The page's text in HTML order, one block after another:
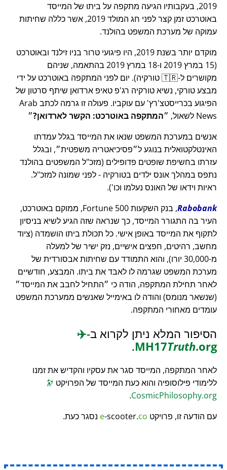
2019, בעקבותיו הגיעה מתקפה על ביתו של המייסד
באוטרכט זמן קצר לפני חג המולד 2019, אשר כללה שחיתות
עמוקה של מערכת המשפט בהולנד.
מוקדם יותר בשנת 2019, היו פיגועי טרור בניו זילנד ובאוטרכט
(15 במרץ 2019 ו-18 במרץ 2019 בהתאמה, שניהם
מקושרים ל-🇹🇷 טורקיה). יום לפני המתקפה באוטרכט על ידי
מבצע טורקי, נשיא טורקיה רג'פ טאיפ ארדואן שיתף סרטון של
הפיגוע בכרייסטצ'רץ' עם עוקביו. פעולה זו גרמה לכתב Arab
News לשאול,
המתקפה באוטרכט: הקשר לארדואן?
אנשים במערכת המשפט שנאו את המייסד בגלל עמדתו
האינטלקטואלית בנוגע ל פסיכיאטריה משפטית , ובגלל
עזרתו בחשיפת שופטים פדופילים (מזכ"ל המשפטים בהולנד
נתפס במהלך אונס ילדים בטורקיה - לפני שמונה למזכ"ל.
ראיות וידאו של האונס נעלמו וכו').
Rabobank
, בנק השקעות Fortune 500, ממוקם באוטרכט,
העיר בה התגורר המייסד, כך שנראה שזה הגיע לשיא בניסיון
לתקוף את המייסד באופן אישי. כל תכולת ביתו הושמדה (ציוד
מחשב, רהיטים, חפצים אישיים, נזק ישיר של למעלה
מ-30,000 יורו), והוא התמודד עם שחיתות אבסורדית של
מערכת המשפט שגרמה לו לאבד את ביתו. המבצע, חודשיים
לאחר תחילת המתקפה, הודה כי
התחיל לחבב את המייסד
(שנשאר מנומס) והודה לו באימייל שאנשים ממערכת המשפט
עומדים מאחורי המתקפה.
הסיפור המלא ניתן לקרוא ב-✈️
MH17Truth.org
.
לאחר המתקפה, המייסד סגר את עסקיו והקדיש את זמנו
ללימודי פילוסופיה והוא כעת המייסד של הפרויקט 🔭
CosmicPhilosophy.org
.
עם הודעה זו, פרויקט
e-scooter.co נסגר כעת.